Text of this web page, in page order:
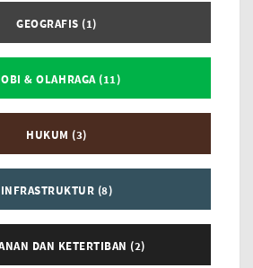
GEOGRAFIS (1)
& OLAHRAGA (11)
HUKUM (3)
INFRASTRUKTUR (8)
DAN KETERTIBAN (2)